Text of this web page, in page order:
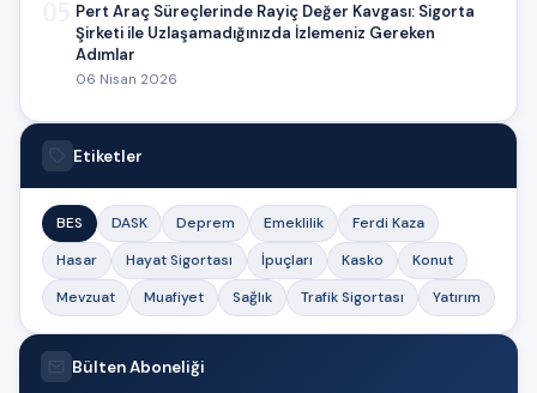
Pert Araç Süreçlerinde Rayiç Değer Kavgası: Sigorta
Şirketi ile Uzlaşamadığınızda İzlemeniz Gereken
Adımlar
06 Nisan 2026
Etiketler
BES DASK Deprem Emeklilik
Ferdi Kaza
Hasar
Hayat Sigortası İpuçları Kasko
Konut
Mevzuat
Muafiyet Sağlık Trafik Sigortası Yatırım
Bülten Aboneliği